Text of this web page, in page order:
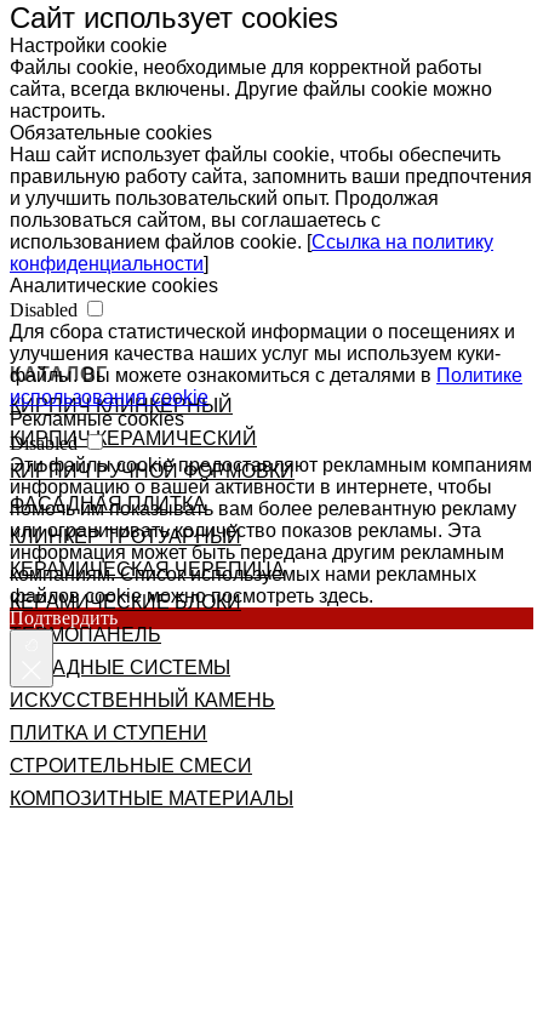
КАТАЛОГ
КИРПИЧ КЛИНКЕРНЫЙ
КИРПИЧ КЕРАМИЧЕСКИЙ
КИРПИЧ РУЧНОЙ ФОРМОВКИ
ФАСАДНАЯ ПЛИТКА
КЛИНКЕР ТРОТУАРНЫЙ
КЕРАМИЧЕСКАЯ ЧЕРЕПИЦА
КЕРАМИЧЕСКИЕ БЛОКИ
ТЕРМОПАНЕЛЬ
ФАСАДНЫЕ СИСТЕМЫ
ИСКУССТВЕННЫЙ КАМЕНЬ
ПЛИТКА И СТУПЕНИ
СТРОИТЕЛЬНЫЕ СМЕСИ
КОМПОЗИТНЫЕ МАТЕРИАЛЫ
Сайт использует cookies
Настройки cookie
Файлы cookie, необходимые для корректной работы
сайта, всегда включены. Другие файлы cookie можно
настроить.
Обязательные cookies
Наш сайт использует файлы cookie, чтобы обеспечить
правильную работу сайта, запомнить ваши предпочтения
и улучшить пользовательский опыт. Продолжая
пользоваться сайтом, вы соглашаетесь с
использованием файлов cookie. [Ссылка на политику
конфиденциальности]
Аналитические cookies
Disabled
Для сбора статистической информации о посещениях и
улучшения качества наших услуг мы используем куки-
файлы. Вы можете ознакомиться с деталями в Политике
использования cookie
Рекламные cookies
Disabled
Эти файлы cookie предоставляют рекламным компаниям
информацию о вашей активности в интернете, чтобы
помочь им показывать вам более релевантную рекламу
или ограничивать количество показов рекламы. Эта
информация может быть передана другим рекламным
компаниям. Список используемых нами рекламных
файлов cookie можно посмотреть здесь.
Подтвердить